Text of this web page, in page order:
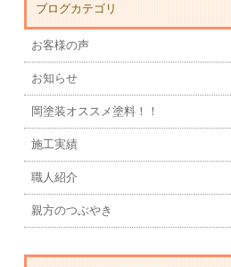
ブログカテゴリ
お客様の声
お知らせ
岡塗装オススメ塗料！！
施工実績
職人紹介
親方のつぶやき